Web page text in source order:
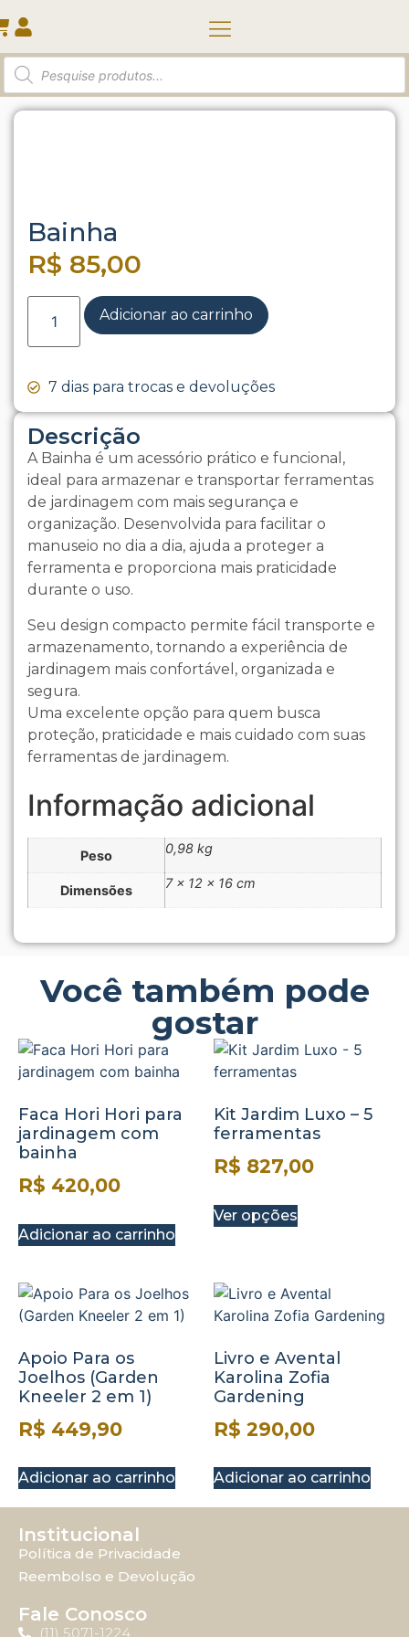
Início Taça | Pote | Diversos/ Bainha
Descrição
A Bainha é um acessório prático e funcional,
ideal para armazenar e transportar ferramentas
de jardinagem com mais segurança e
organização. Desenvolvida para facilitar o
manuseio no dia a dia, ajuda a proteger a
ferramenta e proporciona mais praticidade
durante o uso.
Seu design compacto permite fácil transporte e
armazenamento, tornando a experiência de
jardinagem mais confortável, organizada e
segura.
Uma excelente opção para quem busca
proteção, praticidade e mais cuidado com suas
ferramentas de jardinagem.
Informação adicional
Peso 0,98 kg
Dimensões 7 × 12 × 16 cm
Bainha
R$ 85,00
Adicionar ao carrinho
7 dias para trocas e devoluções
Você também pode
gostar
Faca Hori Hori para
jardinagem com
bainha
R$ 420,00
Adicionar ao carrinho
Kit Jardim Luxo – 5
ferramentas
R$ 827,00
Ver opções
Apoio Para os
Joelhos (Garden
Kneeler 2 em 1)
R$ 449,90
Adicionar ao carrinho
Livro e Avental
Karolina Zofia
Gardening
R$ 290,00
Adicionar ao carrinho
Institucional
Política de Privacidade
Reembolso e Devolução
Fale Conosco
(11) 5071-1224